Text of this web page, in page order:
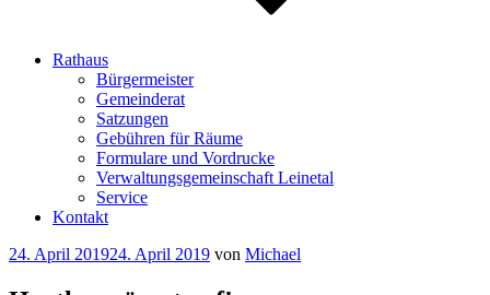
Rathaus
Bürgermeister
Gemeinderat
Satzungen
Gebühren für Räume
Formulare und Vordrucke
Verwaltungsgemeinschaft Leinetal
Service
Kontakt
Veröffentlicht
24. April 201924. April 2019 von Michael